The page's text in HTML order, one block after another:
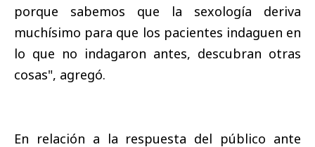
porque sabemos que la sexología deriva
muchísimo para que los pacientes indaguen en
lo que no indagaron antes, descubran otras
cosas", agregó.
En relación a la respuesta del público ante